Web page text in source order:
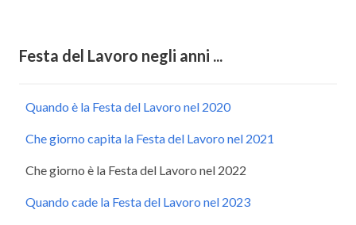
Festa del Lavoro negli anni ...
Quando è la Festa del Lavoro nel 2020
Che giorno capita la Festa del Lavoro nel 2021
Che giorno è la Festa del Lavoro nel 2022
Quando cade la Festa del Lavoro nel 2023